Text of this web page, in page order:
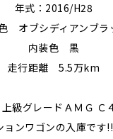
年式 ： 2016/H28
オブシディアンブラ
内装色 黒
走行距離 5.5万km
級グレードＡＭＧ Ｃ
ョンワゴンの入庫です!!